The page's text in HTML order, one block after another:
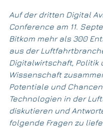
Auf der dritten Digital
Conference am 11.
Bitkom mehr als 300
aus der
Digitalwirtschaft, Politik
Wissenschaft
Potentiale und
Technologien in der
diskutieren und
folgende Fragen zu